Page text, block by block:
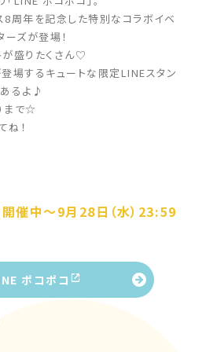
周年を記念した特別なコラボイベ
ーズが登場！
が盛りたくさん♡
場するキュートな限定LINEスタン
るよ♪
まで☆
ね！
開催中〜9月28日（水）23:59
ポコポコ